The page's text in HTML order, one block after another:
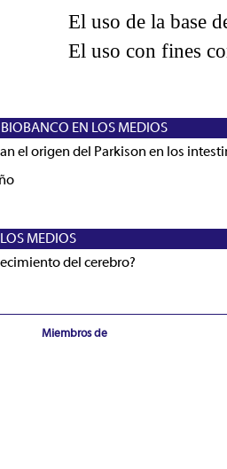
El uso de la base
El uso con fines
EN LOS MEDIOS
el origen del Parkison en los
MEDIOS
del cerebro?
Miembros de